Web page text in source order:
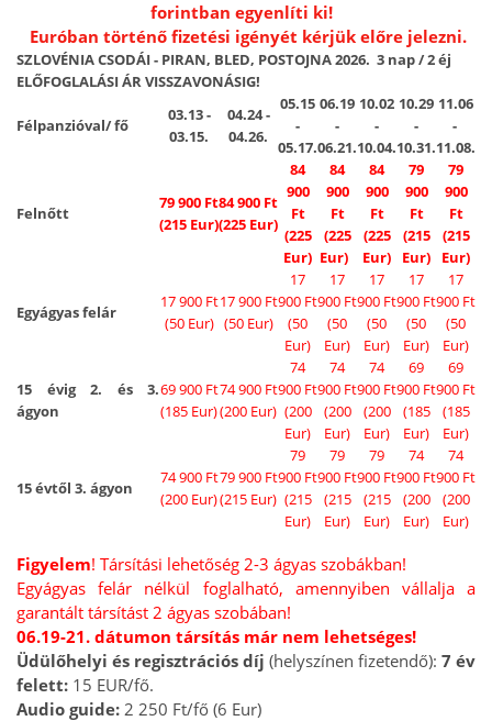
forintban egyenlíti ki!
Euróban történő fizetési igényét kérjük előre jelezni.
SZLOVÉNIA CSODÁI - PIRAN, BLED, POSTOJNA 2026. 3 nap / 2 éj
ELŐFOGLALÁSI ÁR VISSZAVONÁSIG!
Félpanzióval/ fő
03.13 -
03.15.
04.24 -
04.26.
05.15
-
05.17.
06.19
-
06.21.
10.02
-
10.04.
10.29
-
10.31.
11.06
-
11.08.
Felnőtt
79 900 Ft
(215 Eur)
84 900 Ft
(225 Eur)
84
900
Ft
(225
Eur)
84
900
Ft
(225
Eur)
84
900
Ft
(225
Eur)
79
900
Ft
(215
Eur)
79
900
Ft
(215
Eur)
Egyágyas felár
17 900 Ft
(50 Eur)
17 900 Ft
(50 Eur)
17
900 Ft
(50
Eur)
17
900 Ft
(50
Eur)
17
900 Ft
(50
Eur)
17
900 Ft
(50
Eur)
17
900 Ft
(50
Eur)
15 évig 2. és 3.
ágyon
69 900 Ft
(185 Eur)
74 900 Ft
(200 Eur)
74
900 Ft
(200
Eur)
74
900 Ft
(200
Eur)
74
900 Ft
(200
Eur)
69
900 Ft
(185
Eur)
69
900 Ft
(185
Eur)
15 évtől 3. ágyon
74 900 Ft
(200 Eur)
79 900 Ft
(215 Eur)
79
900 Ft
(215
Eur)
79
900 Ft
(215
Eur)
79
900 Ft
(215
Eur)
74
900 Ft
(200
Eur)
74
900 Ft
(200
Eur)
Figyelem! Társítási lehetőség 2-3 ágyas szobákban!
Egyágyas felár nélkül foglalható, amennyiben vállalja a
garantált társítást 2 ágyas szobában!
06.19-21. dátumon társítás már nem lehetséges!
Üdülőhelyi és regisztrációs díj (helyszínen fizetendő): 7 év
felett: 15 EUR/fő.
Audio guide: 2 250 Ft/fő (6 Eur)